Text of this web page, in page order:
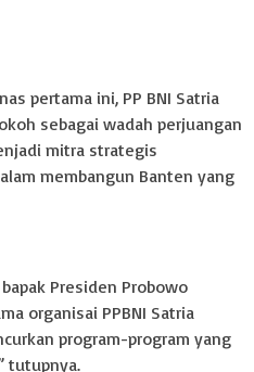
pertama ini, PP BNI Satria
sebagai wadah perjuangan
mitra strategis
membangun Banten yang
Presiden Probowo
organisai PPBNI Satria
program-program yang
tutupnya.